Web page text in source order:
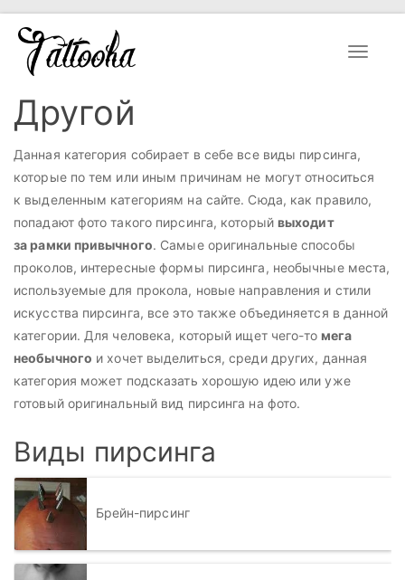
Toggle
Другой
Данная категория собирает в себе все виды пирсинга,
которые по тем или иным причинам не могут относиться
к выделенным категориям на сайте. Сюда, как правило,
попадают фото такого пирсинга, который выходит
за рамки привычного. Самые оригинальные способы
проколов, интересные формы пирсинга, необычные места,
используемые для прокола, новые направления и стили
искусства пирсинга, все это также объединяется в данной
категории. Для человека, который ищет чего-то мега
необычного и хочет выделиться, среди других, данная
категория может подсказать хорошую идею или уже
готовый оригинальный вид пирсинга на фото.
Виды пирсинга
Брейн-пирсинг